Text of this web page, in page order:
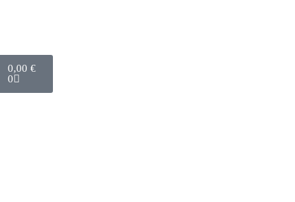
0,00€
0